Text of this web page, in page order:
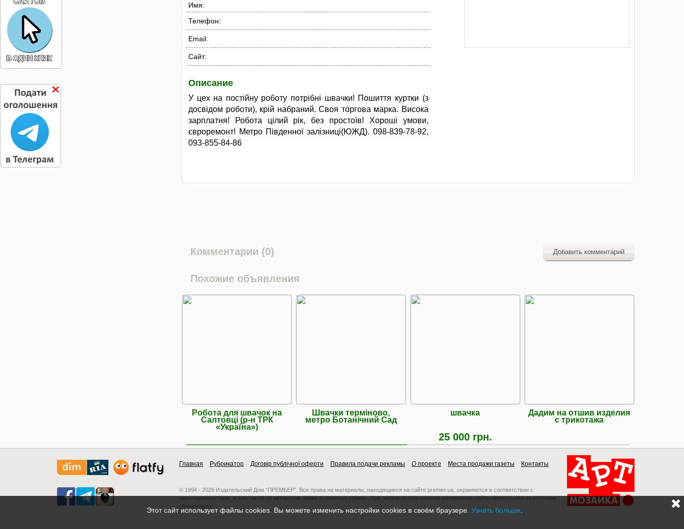
Имя:
Телефон:
Email:
Сайт:
Описание
У цех на постійну роботу потрібні швачки! Пошиття куртки (з
досвідом роботи), крій набраний. Своя торгова марка. Висока
зарплатня! Робота цілий рік, без простоїв! Хороші умови,
євроремонт! Метро Південної залізниці(ЮЖД). 098-839-78-92,
093-855-84-86
Комментарии (0) Добавить комментарий
Похожие объявления
Робота для швачок на
Салтовці (р-н ТРК
«Україна»)
Швачки терміново,
метро Ботанічний Сад
швачка
25 000 грн.
Дадим на отшив изделия
с трикотажа
Главная Рубрикатор Договір публічної оферти Правила подачи рекламы О проекте Места продажи газеты Контакты
© 1994 - 2026 Издательский Дом “ПРЕМЬЕР”. Все права на материалы, находящиеся на сайте premier.ua, охраняются в соответствии с
законодательством, в том числе об авторском праве и смежных правах. При любом использовании материалов сайта гиперссылка на источник
обязательна.
Этот сайт использует файлы cookies. Вы можете изменить настройки cookies в своём браузере. Узнать больше